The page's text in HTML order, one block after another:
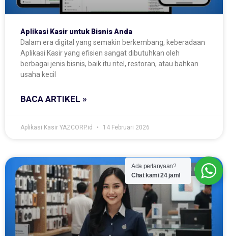
Aplikasi Kasir untuk Bisnis Anda
Dalam era digital yang semakin berkembang, keberadaan
Aplikasi Kasir yang efisien sangat dibutuhkan oleh
berbagai jenis bisnis, baik itu ritel, restoran, atau bahkan
usaha kecil
BACA ARTIKEL »
Aplikasi Kasir YAZCORP.id 14 Februari 2026
APLIKASI KASIR
Ada pertanyaan?
Chat kami 24 jam!